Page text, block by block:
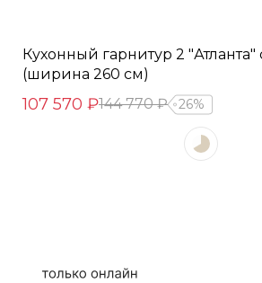
Кухонный гарнитур 2 "Атланта"
(ширина 260 см)
107 570 ₽144 770 ₽ 26%